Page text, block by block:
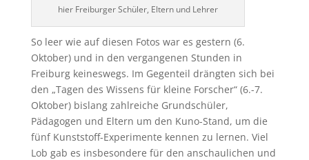
hier Freiburger Schüler, Eltern und Lehrer
So leer wie auf diesen Fotos war es gestern (6.
Oktober) und in den vergangenen Stunden in
Freiburg keineswegs. Im Gegenteil drängten sich bei
den „Tagen des Wissens für kleine Forscher“ (6.-7.
Oktober) bislang zahlreiche Grundschüler,
Pädagogen und Eltern um den Kuno-Stand, um die
fünf Kunststoff-Experimente kennen zu lernen. Viel
Lob gab es insbesondere für den anschaulichen und